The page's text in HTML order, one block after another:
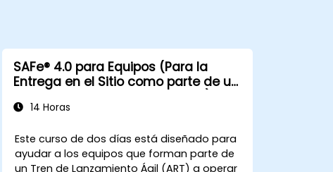
SAFe® 4.0 para Equipos (Para la
Entrega en el Sitio como parte de un
14 Horas
Este curso de dos días está diseñado para
ayudar a los equipos que forman parte de
un Tren de Lanzamiento Ágil (ART) a operar